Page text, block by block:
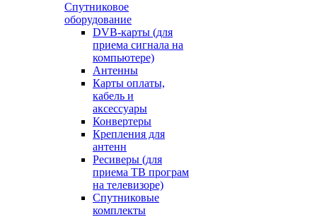
Спутниковое
оборудование
DVB-карты (для
приема сигнала на
компьютере)
Антенны
Карты оплаты,
кабель и
аксессуары
Конвертеры
Крепления для
антенн
Ресиверы (для
приема ТВ програм
на телевизоре)
Спутниковые
комплекты